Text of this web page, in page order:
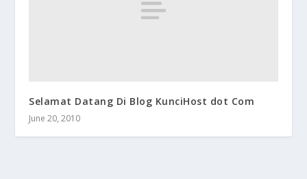
Selamat Datang Di Blog KunciHost dot Com
June 20, 2010